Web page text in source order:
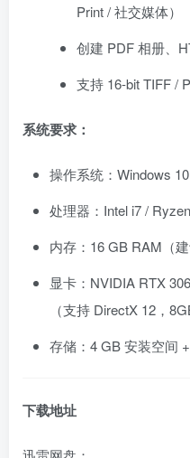
Print / 社交媒体）
创建 PDF 相册、
支持 16-bit TIFF /
系统要求：
操作系统：Windows
处理器：Intel i7 /
内存：16 GB RAM（
显卡：NVIDIA RTX
（支持 DirectX 12，
存储：4 GB 安装空间
下载地址